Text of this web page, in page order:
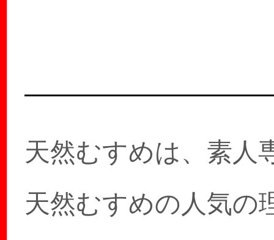
お店ですね。こん
奇跡…
天然むすめは、素人
天然むすめの人気の